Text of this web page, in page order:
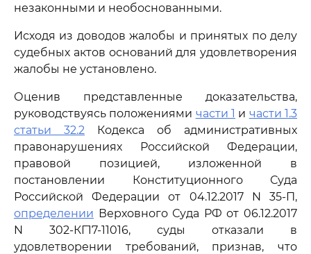
незаконными и необоснованными.
Исходя из доводов жалобы и принятых по делу
судебных актов оснований для удовлетворения
жалобы не установлено.
Оценив представленные доказательства,
руководствуясь положениями части 1 и части 1.3
статьи 32.2 Кодекса об административных
правонарушениях Российской Федерации,
правовой позицией, изложенной в
постановлении Конституционного Суда
Российской Федерации от 04.12.2017 N 35-П,
определении Верховного Суда РФ от 06.12.2017
N 302-КГ17-11016, суды отказали в
удовлетворении требований, признав, что